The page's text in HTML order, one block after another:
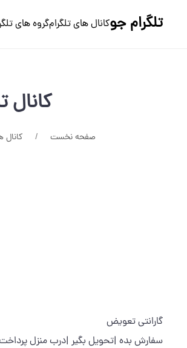
تلگرام جوکانال های تلگرامگروه های
کانال
صفحه نخست کانال
گارانتی تعویض
سفارش بده |تحویل بگیر |درب منزل